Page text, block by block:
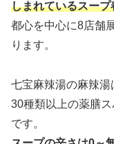
しまれているスー
都心を中心に8店舗
ります。
七宝麻辣湯の麻辣
30種類以上の薬膳
です。